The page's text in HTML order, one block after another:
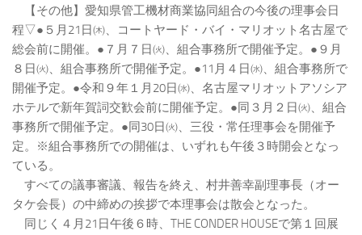
【その他】愛知県管工機材商業協同組合の今後の理事会日
程▽●５月21日㈭、コートヤード・バイ・マリオット名古屋で
総会前に開催。●７月７日㈫、組合事務所で開催予定。●９月
８日㈫、組合事務所で開催予定。●11月４日㈬、組合事務所で
開催予定。●令和９年１月20日㈬、名古屋マリオットアソシア
ホテルで新年賀詞交歓会前に開催予定。●同３月２日㈫、組合
事務所で開催予定。●同30日㈫、三役・常任理事会を開催予
定。※組合事務所での開催は、いずれも午後３時開会となっ
ている。
すべての議事審議、報告を終え、村井善幸副理事長（オー
タケ会長）の中締めの挨拶で本理事会は散会となった。
同じく４月21日午後６時、THE CONDER HOUSEで第１回展